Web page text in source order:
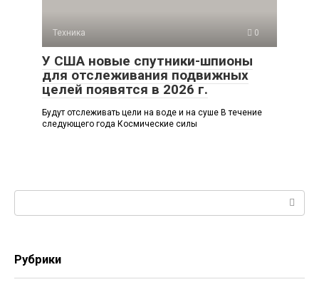
Техника 0
У США новые спутники-шпионы
для отслеживания подвижных
целей появятся в 2026 г.
Будут отслеживать цели на воде и на суше В течение
следующего года Космические силы
Рубрики